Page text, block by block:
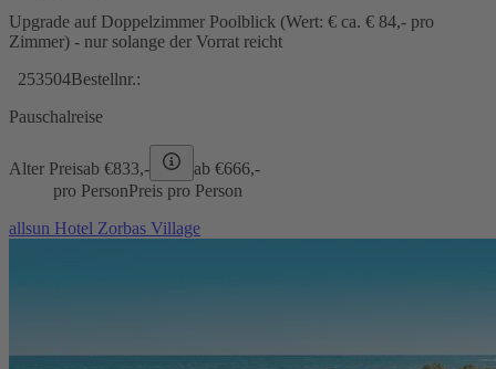
Upgrade auf Doppelzimmer Poolblick (Wert: € ca. € 84,- pro
Zimmer) - nur solange der Vorrat reicht
253504Bestellnr.:
Pauschalreise
Alter Preisab €833,- ab €666,-
pro PersonPreis pro Person
allsun Hotel Zorbas Village